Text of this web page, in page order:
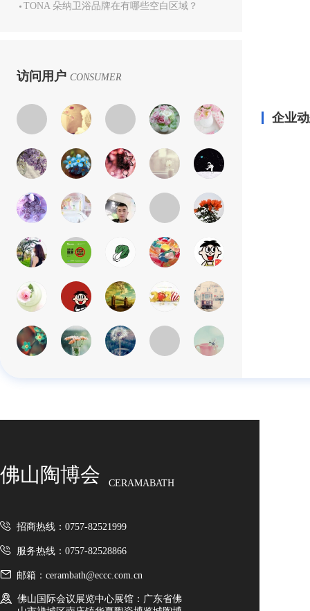
TONA 朵纳卫浴品牌在有哪些空白区域？
访问用户 CONSUMER
企业
佛山陶博会 CERAMABATH
招商热线：0757-82521999
服务热线：0757-82528866
邮箱：cerambath@eccc.com.cn
佛山国际会议展览中心展馆：广东省佛